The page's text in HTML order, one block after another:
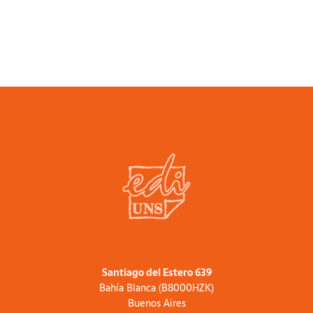
vel augue sit amet quam scelerisque
metus eget vestibulum laoreet.
Santiago del Estero 639
Bahía Blanca (B8000HZK)
Buenos Aires